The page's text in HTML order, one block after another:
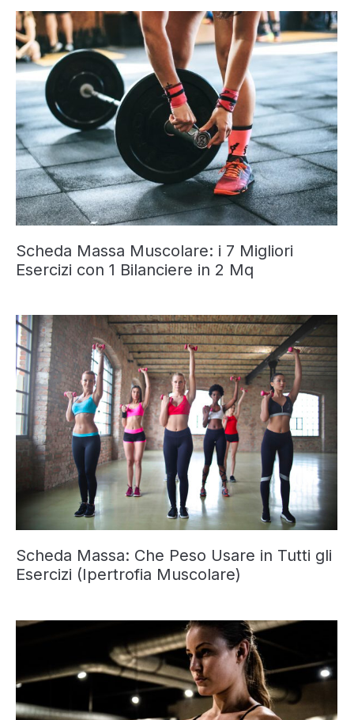
Scheda Massa Muscolare: i 7 Migliori
Esercizi con 1 Bilanciere in 2 Mq
Scheda Massa: Che Peso Usare in Tutti gli
Esercizi (Ipertrofia Muscolare)